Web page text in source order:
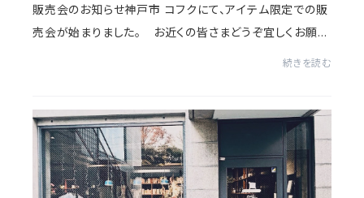
販売会のお知らせ神戸市 コフクにて、アイテム限定での販
売会が始まりました。 お近くの皆さまどうぞ宜しくお願い
続きを読む